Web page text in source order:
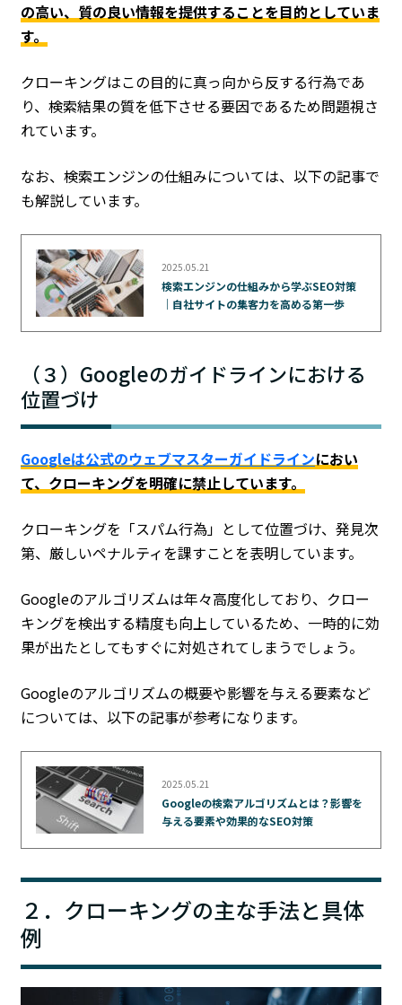
の高い、質の良い情報を提供することを目的としていま
す。
クローキングはこの目的に真っ向から反する行為であ
り、検索結果の質を低下させる要因であるため問題視さ
れています。
なお、検索エンジンの仕組みについては、以下の記事で
も解説しています。
2025.05.21
検索エンジンの仕組みから学ぶSEO対策
｜自社サイトの集客力を高める第一歩
（３）Googleのガイドラインにおける
位置づけ
Googleは公式のウェブマスターガイドラインにおい
て、クローキングを明確に禁止しています。
クローキングを「スパム行為」として位置づけ、発見次
第、厳しいペナルティを課すことを表明しています。
Googleのアルゴリズムは年々高度化しており、クロー
キングを検出する精度も向上しているため、一時的に効
果が出たとしてもすぐに対処されてしまうでしょう。
Googleのアルゴリズムの概要や影響を与える要素など
については、以下の記事が参考になります。
2025.05.21
Googleの検索アルゴリズムとは？影響を
与える要素や効果的なSEO対策
２．クローキングの主な手法と具体
例